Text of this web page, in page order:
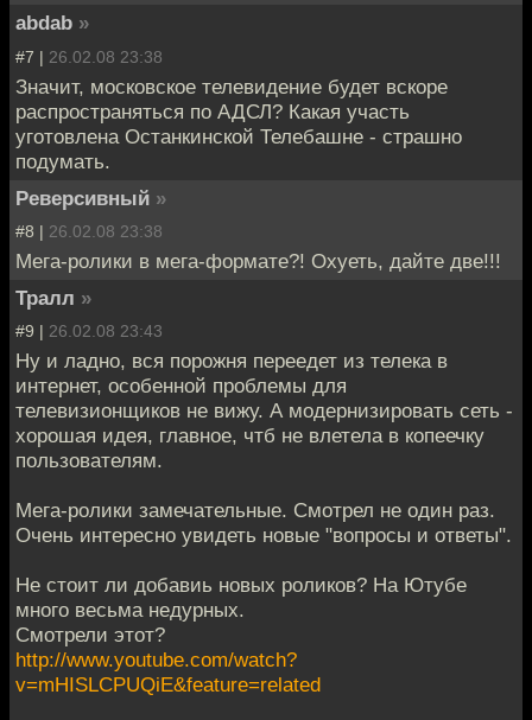
abdab »
#7 | 26.02.08 23:38
Значит, московское телевидение будет вскоре
распространяться по АДСЛ? Какая участь
уготовлена Останкинской Телебашне - страшно
подумать.
Реверсивный »
#8 | 26.02.08 23:38
Мега-ролики в мега-формате?! Охуеть, дайте две!!!
Тралл »
#9 | 26.02.08 23:43
Ну и ладно, вся порожня переедет из телека в
интернет, особенной проблемы для
телевизионщиков не вижу. А модернизировать сеть -
хорошая идея, главное, чтб не влетела в копеечку
пользователям.
Мега-ролики замечательные. Смотрел не один раз.
Очень интересно увидеть новые "вопросы и ответы".
Не стоит ли добавиь новых роликов? На Ютубе
много весьма недурных.
Смотрели этот?
http://www.youtube.com/watch?
v=mHISLCPUQiE&feature=related